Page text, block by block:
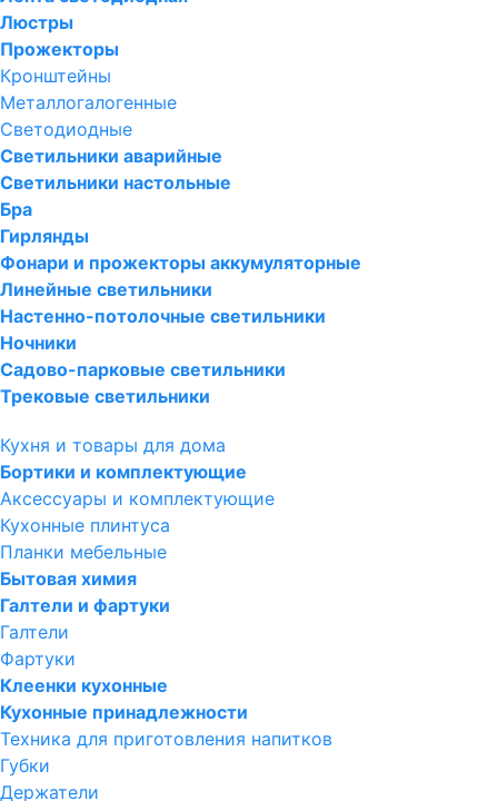
Люстры
Прожекторы
Кронштейны
Металлогалогенные
Светодиодные
Светильники аварийные
Светильники настольные
Бра
Гирлянды
Фонари и прожекторы аккумуляторные
Линейные светильники
Настенно-потолочные светильники
Ночники
Садово-парковые светильники
Трековые светильники
Кухня и товары для дома
Бортики и комплектующие
Аксессуары и комплектующие
Кухонные плинтуса
Планки мебельные
Бытовая химия
Галтели и фартуки
Галтели
Фартуки
Клеенки кухонные
Кухонные принадлежности
Техника для приготовления напитков
Губки
Держатели